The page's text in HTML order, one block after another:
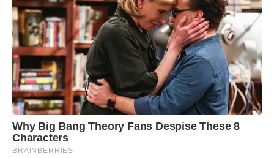
Why Big Bang Theory Fans Despise These 8
Characters
BRAINBERRIES